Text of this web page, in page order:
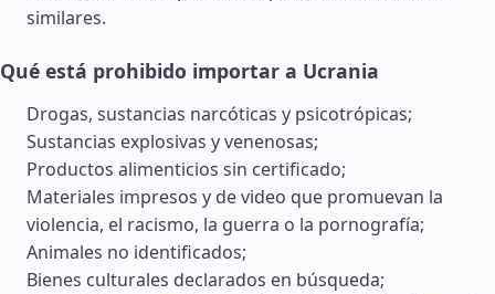
similares.
Qué está prohibido importar a Ucrania
Drogas, sustancias narcóticas y psicotrópicas;
Sustancias explosivas y venenosas;
Productos alimenticios sin certificado;
Materiales impresos y de video que promuevan la
violencia, el racismo, la guerra o la pornografía;
Animales no identificados;
Bienes culturales declarados en búsqueda;